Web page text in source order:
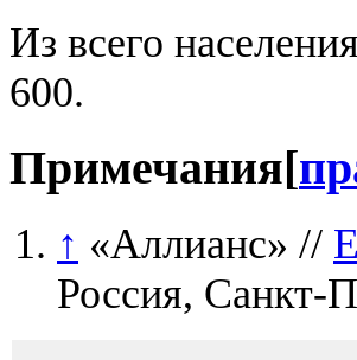
Из всего
600.
Примечания[
↑ «Аллианс» //
Россия, Санкт-